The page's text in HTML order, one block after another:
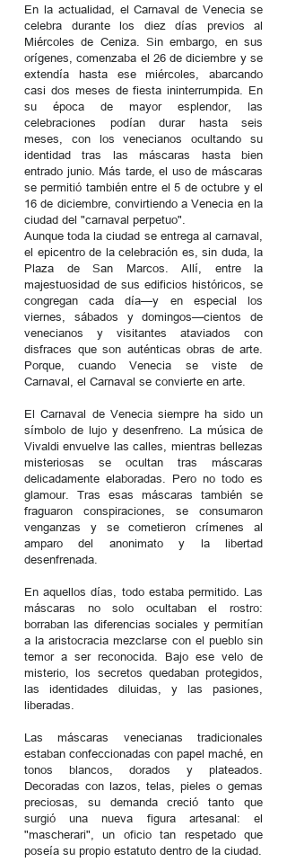
En la actualidad, el Carnaval de Venecia se
celebra durante los diez días previos al
Miércoles de Ceniza. Sin embargo, en sus
orígenes, comenzaba el 26 de diciembre y se
extendía hasta ese miércoles, abarcando
casi dos meses de fiesta ininterrumpida. En
su época de mayor esplendor, las
celebraciones podían durar hasta seis
meses, con los venecianos ocultando su
identidad tras las máscaras hasta bien
entrado junio. Más tarde, el uso de máscaras
se permitió también entre el 5 de octubre y el
16 de diciembre, convirtiendo a Venecia en la
ciudad del "carnaval perpetuo".
Aunque toda la ciudad se entrega al carnaval,
el epicentro de la celebración es, sin duda, la
Plaza de San Marcos. Allí, entre la
majestuosidad de sus edificios históricos, se
congregan cada día—y en especial los
viernes, sábados y domingos—cientos de
venecianos y visitantes ataviados con
disfraces que son auténticas obras de arte.
Porque, cuando Venecia se viste de
Carnaval, el Carnaval se convierte en arte.
El Carnaval de Venecia siempre ha sido un
símbolo de lujo y desenfreno. La música de
Vivaldi envuelve las calles, mientras bellezas
misteriosas se ocultan tras máscaras
delicadamente elaboradas. Pero no todo es
glamour. Tras esas máscaras también se
fraguaron conspiraciones, se consumaron
venganzas y se cometieron crímenes al
amparo del anonimato y la libertad
desenfrenada.
En aquellos días, todo estaba permitido. Las
máscaras no solo ocultaban el rostro:
borraban las diferencias sociales y permitían
a la aristocracia mezclarse con el pueblo sin
temor a ser reconocida. Bajo ese velo de
misterio, los secretos quedaban protegidos,
las identidades diluidas, y las pasiones,
liberadas.
Las máscaras venecianas tradicionales
estaban confeccionadas con papel maché, en
tonos blancos, dorados y plateados.
Decoradas con lazos, telas, pieles o gemas
preciosas, su demanda creció tanto que
surgió una nueva figura artesanal: el
"mascherari", un oficio tan respetado que
poseía su propio estatuto dentro de la ciudad.